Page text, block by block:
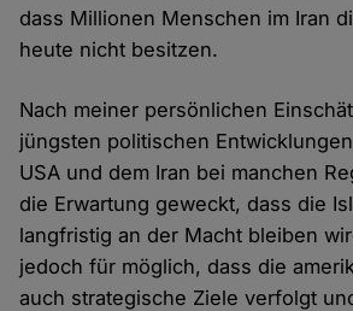
dass Millionen Menschen im Iran
heute nicht besitzen.
Nach meiner persönlichen
jüngsten politischen
USA und dem Iran bei manchen
die Erwartung geweckt, dass die
langfristig an der Macht bleiben
jedoch für möglich, dass die
auch strategische Ziele verfolgt